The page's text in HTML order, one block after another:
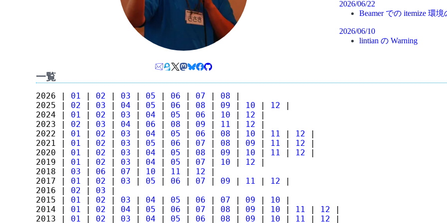
2026/06/22
Beamer での itemize 環
2026/06/10
lintian の Warning
一覧
2026 | 01 02 03 05 06 07 08
2025 | 02 03 04 05 06 08 09 10 12
2024 | 01 02 03 04 05 06 10 12
2023 | 02 03 04 06 08 09 11 12
2022 | 01 02 03 04 05 06 08 10 11 12
2021 | 01 02 03 05 06 07 08 09 11 12
2020 | 01 02 03 04 05 08 09 10 11 12
2019 | 01 02 03 04 05 07 10 12
2018 | 03 06 07 10 11 12
2017 | 01 02 03 05 06 07 09 11 12
2016 | 02 03
2015 | 01 02 03 04 05 06 07 09 10
2014 | 01 02 04 05 06 07 08 09 10 11 12
2013 | 01 02 03 04 05 06 08 09 10 11 12